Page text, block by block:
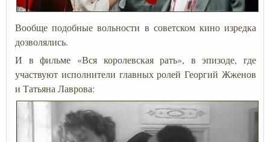
Вообще подобные вольности в советском кино изредка
дозволялись.
И в фильме «Вся королевская рать», в эпизоде, где
участвуют исполнители главных ролей Георгий Жженов
и Татьяна Лаврова: